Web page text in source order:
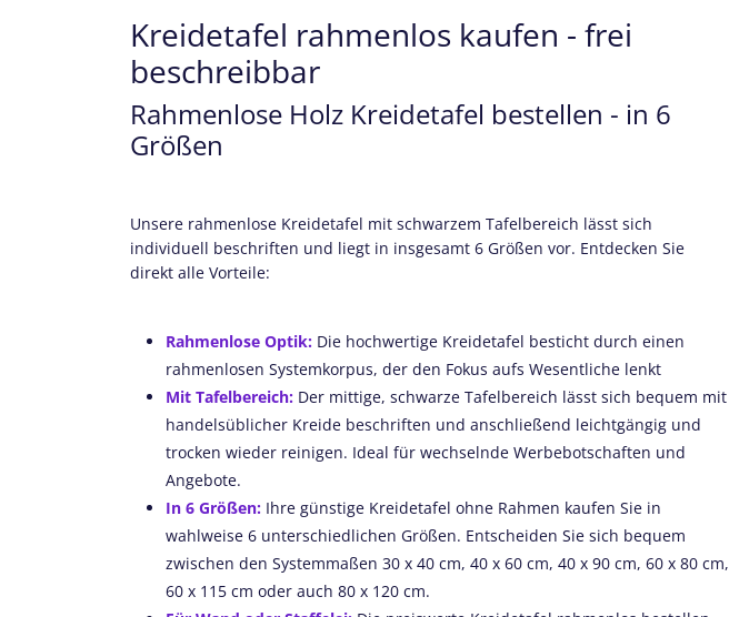
Kreidetafel rahmenlos kaufen - frei
beschreibbar
Rahmenlose Holz Kreidetafel bestellen - in 6
Größen
Unsere rahmenlose Kreidetafel mit schwarzem Tafelbereich lässt sich
individuell beschriften und liegt in insgesamt 6 Größen vor. Entdecken Sie
direkt alle Vorteile:
Rahmenlose Optik: Die hochwertige Kreidetafel besticht durch einen
rahmenlosen Systemkorpus, der den Fokus aufs Wesentliche lenkt
Mit Tafelbereich: Der mittige, schwarze Tafelbereich lässt sich bequem mit
handelsüblicher Kreide beschriften und anschließend leichtgängig und
trocken wieder reinigen. Ideal für wechselnde Werbebotschaften und
Angebote.
In 6 Größen: Ihre günstige Kreidetafel ohne Rahmen kaufen Sie in
wahlweise 6 unterschiedlichen Größen. Entscheiden Sie sich bequem
zwischen den Systemmaßen 30 x 40 cm, 40 x 60 cm, 40 x 90 cm, 60 x 80 cm,
60 x 115 cm oder auch 80 x 120 cm.